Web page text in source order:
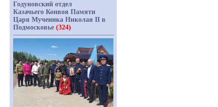
Годуновский отдел
Казачьего Конвоя Памяти
Царя Мученика Николая II в
Подмосковье (324)